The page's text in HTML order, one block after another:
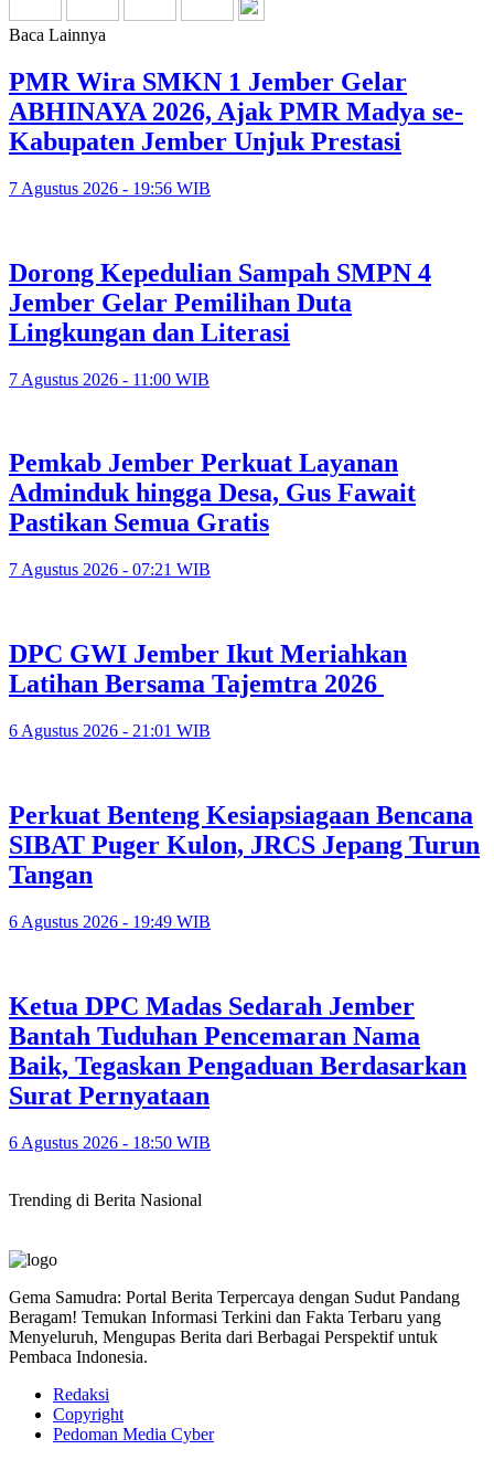
Baca Lainnya
PMR Wira SMKN 1 Jember Gelar
ABHINAYA 2026, Ajak PMR Madya se-
Kabupaten Jember Unjuk Prestasi
7 Agustus 2026 - 19:56 WIB
Dorong Kepedulian Sampah SMPN 4
Jember Gelar Pemilihan Duta
Lingkungan dan Literasi
7 Agustus 2026 - 11:00 WIB
Pemkab Jember Perkuat Layanan
Adminduk hingga Desa, Gus Fawait
Pastikan Semua Gratis
7 Agustus 2026 - 07:21 WIB
DPC GWI Jember Ikut Meriahkan
Latihan Bersama Tajemtra 2026
6 Agustus 2026 - 21:01 WIB
Perkuat Benteng Kesiapsiagaan Bencana
SIBAT Puger Kulon, JRCS Jepang Turun
Tangan
6 Agustus 2026 - 19:49 WIB
Ketua DPC Madas Sedarah Jember
Bantah Tuduhan Pencemaran Nama
Baik, Tegaskan Pengaduan Berdasarkan
Surat Pernyataan
6 Agustus 2026 - 18:50 WIB
Trending di Berita Nasional
Gema Samudra: Portal Berita Terpercaya dengan Sudut Pandang
Beragam! Temukan Informasi Terkini dan Fakta Terbaru yang
Menyeluruh, Mengupas Berita dari Berbagai Perspektif untuk
Pembaca Indonesia.
Redaksi
Copyright
Pedoman Media Cyber